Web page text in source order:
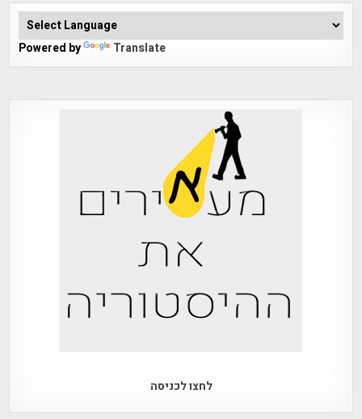
Powered by Translate
לחצו לכניסה